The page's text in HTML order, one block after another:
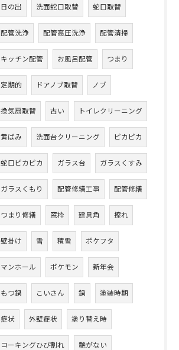
日の出 洗面蛇口取替 蛇口取替
配管洗浄 配管高圧洗浄 配管清掃
キッチン配管 お風呂配管 つまり
定期的 ドアノブ取替 ノブ
換気扇取替 古い トイレクリーニング
黄ばみ 洗面台クリーニング ピカピカ
蛇口ピカピカ ガラス台 ガラスくすみ
ガラスくもり 配管修繕工事 配管修繕
つまり修繕 窓枠 建具角 擦れ
壁掛け 雪 積雪 ポケフタ
マンホール ポケモン 新年会
もつ鍋 こいさん 鍋 塗装時期
症状 外壁症状 塗り替え時
コーキングひび割れ 艶がない